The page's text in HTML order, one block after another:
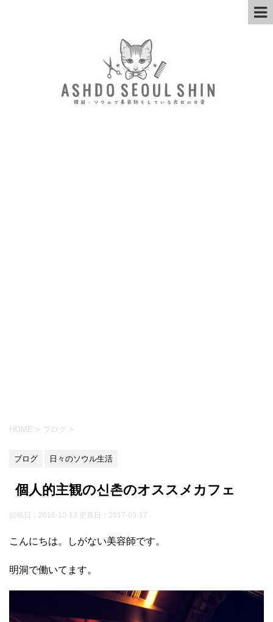
HOME > ブログ >
ブログ 日々のソウル生活
個人的主観の신촌のオススメカフェ
投稿日：2016-10-13 更新日： 2017-03-17
こんにちは。しがない美容師です。
明洞で働いてます。